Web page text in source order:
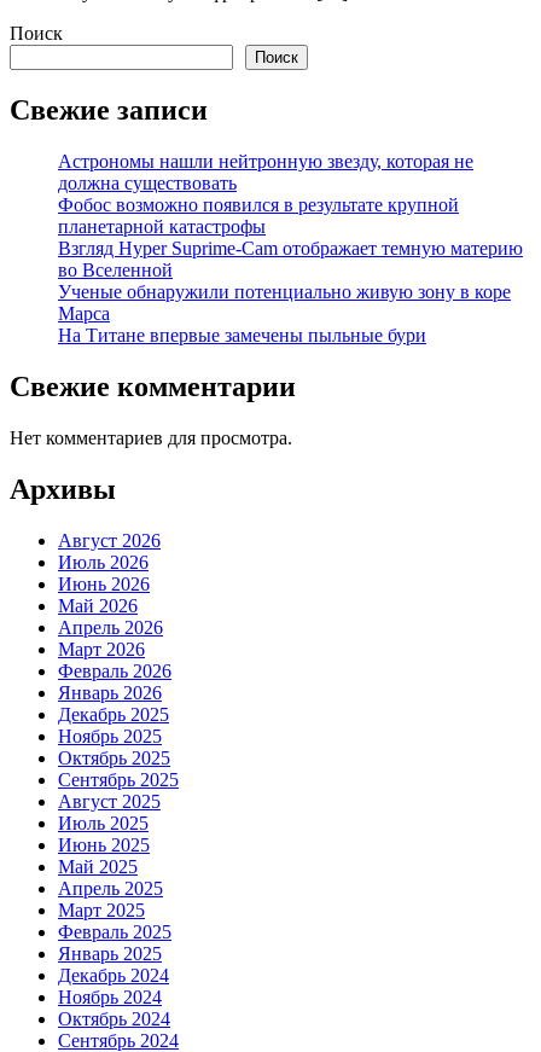
Поиск
Поиск
Свежие записи
Астрономы нашли нейтронную звезду, которая не
должна существовать
Фобос возможно появился в результате крупной
планетарной катастрофы
Взгляд Hyper Suprime-Cam отображает темную материю
во Вселенной
Ученые обнаружили потенциально живую зону в коре
Марса
На Титане впервые замечены пыльные бури
Свежие комментарии
Нет комментариев для просмотра.
Архивы
Август 2026
Июль 2026
Июнь 2026
Май 2026
Апрель 2026
Март 2026
Февраль 2026
Январь 2026
Декабрь 2025
Ноябрь 2025
Октябрь 2025
Сентябрь 2025
Август 2025
Июль 2025
Июнь 2025
Май 2025
Апрель 2025
Март 2025
Февраль 2025
Январь 2025
Декабрь 2024
Ноябрь 2024
Октябрь 2024
Сентябрь 2024